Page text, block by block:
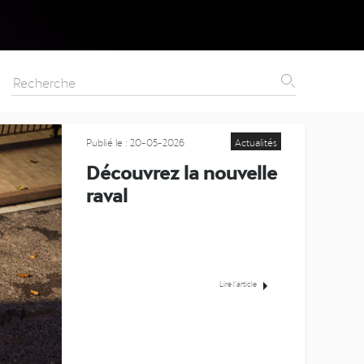
Publié le : 20-05-2026 Actualités
Découvrez la nouvelle
raval
Lire l’article